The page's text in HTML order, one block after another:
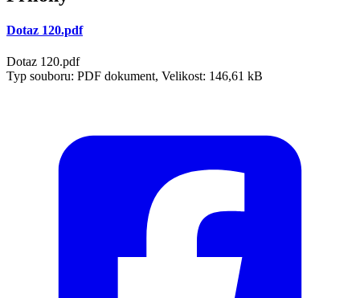
Dotaz 120.pdf
Dotaz 120.pdf
Typ souboru: PDF dokument, Velikost: 146,61 kB